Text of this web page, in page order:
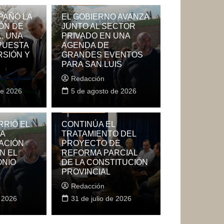
DE SAN LUIS COMPITEN POR
CERTIFICACIÓN INTERNACIONAL
MONTAÑA
5 de agosto de 2026
LA
DE
UNA
Y
2026
EL GOBIERNO AVANZA
JUNTO AL SECTOR
PRIVADO EN UNA
AGENDA DE
GRANDES EVENTOS
PARA SAN LUIS
Redacción
5 de agosto de 2026
EL
EL
La Provincia
CONTINÚA EL
TRATAMIENTO DEL
PROYECTO DE
REFORMA PARCIAL
DE LA CONSTITUCIÓN
PROVINCIAL
Redacción
31 de julio de 2026